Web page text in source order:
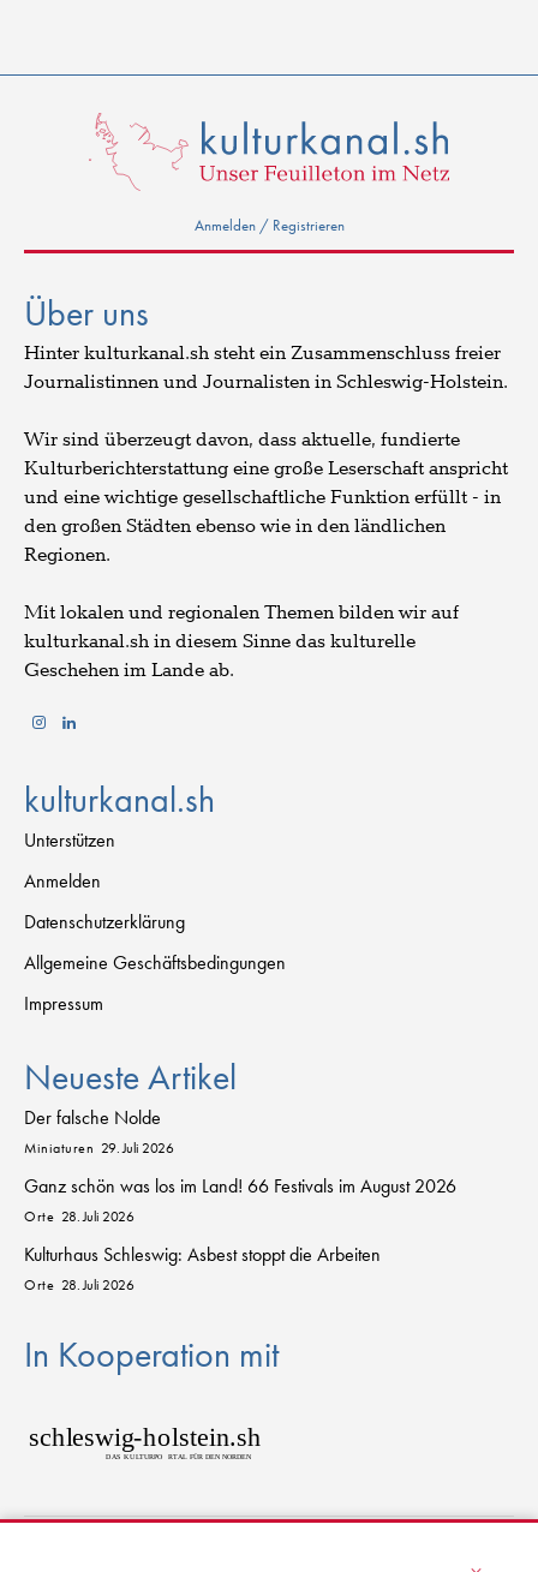
Anmelden / Registrieren
Über uns
Hinter kulturkanal.sh steht ein Zusammenschluss freier
Journalistinnen und Journalisten in Schleswig-Holstein.
Wir sind überzeugt davon, dass aktuelle, fundierte
Kulturberichterstattung eine große Leserschaft anspricht
und eine wichtige gesellschaftliche Funktion erfüllt - in
den großen Städten ebenso wie in den ländlichen
Regionen.
Mit lokalen und regionalen Themen bilden wir auf
kulturkanal.sh in diesem Sinne das kulturelle
Geschehen im Lande ab.
kulturkanal.sh
Unterstützen
Anmelden
Datenschutzerklärung
Allgemeine Geschäftsbedingungen
Impressum
Neueste Artikel
Der falsche Nolde
Miniaturen 29. Juli 2026
Ganz schön was los im Land! 66 Festivals im August 2026
Orte 28. Juli 2026
Kulturhaus Schleswig: Asbest stoppt die Arbeiten
Orte 28. Juli 2026
In Kooperation mit
schleswig-holstein.sh
D AS KULTURPO RTAL FÜR DEN NORDEN